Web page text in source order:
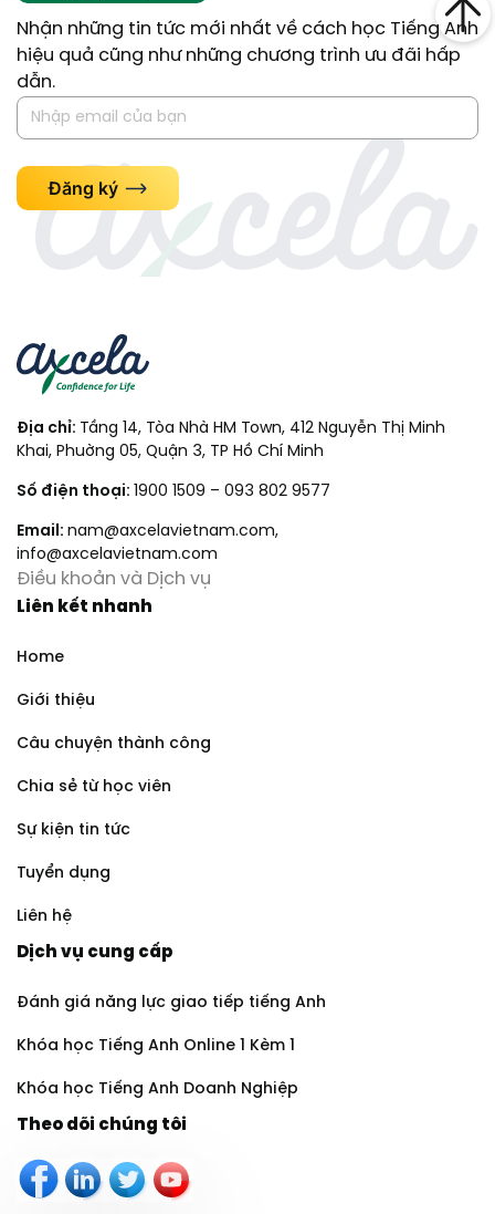
Nhận những tin tức mới nhất về cách học Tiếng Anh
hiệu quả cũng như những chương trình ưu đãi hấp
dẫn.
Đăng ký
Địa chỉ: Tầng 14, Tòa Nhà HM Town, 412 Nguyễn Thị Minh
Khai, Phuờng 05, Quận 3, TP Hồ Chí Minh
Số điện thoại: 1900 1509 – 093 802 9577
Email: nam@axcelavietnam.com,
info@axcelavietnam.com
Điều khoản và Dịch vụ
Liên kết nhanh
Home
Giới thiệu
Câu chuyện thành công
Chia sẻ từ học viên
Sự kiện tin tức
Tuyển dụng
Liên hệ
Dịch vụ cung cấp
Đánh giá năng lực giao tiếp tiếng Anh
Khóa học Tiếng Anh Online 1 Kèm 1
Khóa học Tiếng Anh Doanh Nghiệp
Theo dõi chúng tôi